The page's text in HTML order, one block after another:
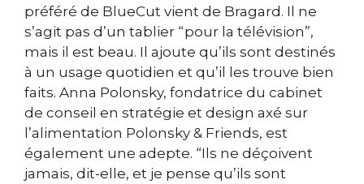
préféré de BlueCut vient de Bragard. Il ne
s’agit pas d’un tablier “pour la télévision”,
mais il est beau. Il ajoute qu’ils sont destinés
à un usage quotidien et qu’il les trouve bien
faits. Anna Polonsky, fondatrice du cabinet
de conseil en stratégie et design axé sur
l’alimentation Polonsky & Friends, est
également une adepte. “Ils ne déçoivent
jamais, dit-elle, et je pense qu’ils sont